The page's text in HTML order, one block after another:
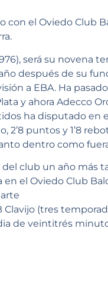
con el Oviedo Club
será su novena
después de su
a EBA. Ha
y ahora Adecco
ha disputado en
puntos y 1’8
dentro como
club un año más
el Oviedo Club
(tres
de veintitrés